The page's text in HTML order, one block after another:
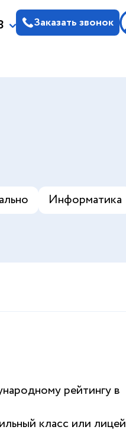
Заказать звонок
Информатика
рейтингу в
класс или лицей